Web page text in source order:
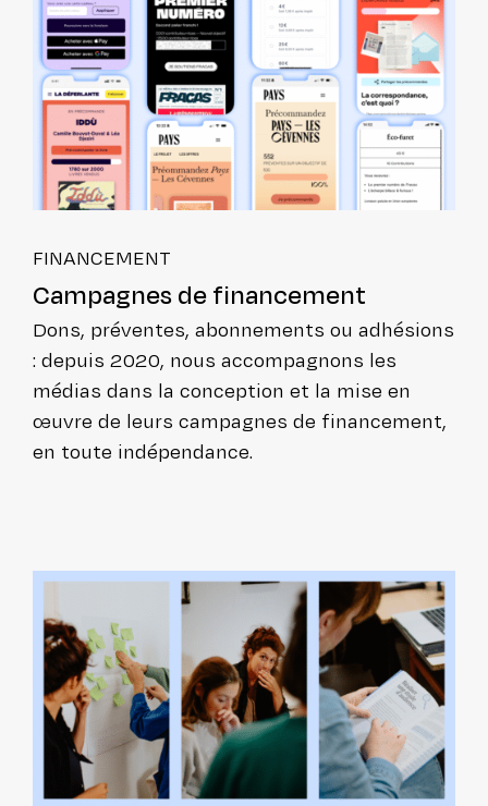
FINAN­CE­MENT
Campagnes de financement
Dons, préventes, abon­ne­ments ou adhésions
: depuis 2020, nous accom­pa­gnons les
médias dans la concep­tion et la mise en
œuvre de leurs campagnes de finan­ce­ment,
en toute indépendance.